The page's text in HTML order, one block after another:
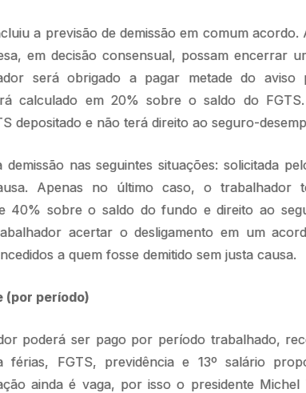
a previsão de demissão em comum acordo.
em decisão consensual, possam encerrar
será obrigado a pagar metade do
calculado em 20% sobre o saldo do
depositado e não terá direito ao seguro-
demissão nas seguintes situações: solicitada
Apenas no último caso, o trabalhador
40% sobre o saldo do fundo e direito ao
acertar o desligamento em um
a quem fosse demitido sem justa causa.
(por período)
poderá ser pago por período trabalhado,
férias, FGTS, previdência e 13º salário
ainda é vaga, por isso o presidente